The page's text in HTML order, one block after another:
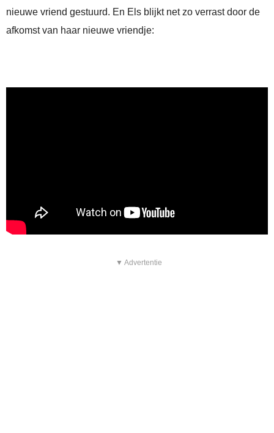
nieuwe vriend gestuurd. En Els blijkt net zo verrast door de
afkomst van haar nieuwe vriendje:
▼ Advertentie